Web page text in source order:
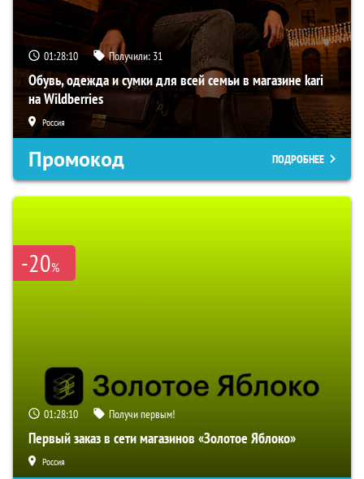
01:28:09 Получили: 31
Обувь, одежда и сумки для всей семьи в магазине kari
на Wildberries
Россия
Промокод ПОДРОБНЕЕ
-20%
01:28:09 Получи первым!
Первый заказ в сети магазинов «Золотое Яблоко»
Россия